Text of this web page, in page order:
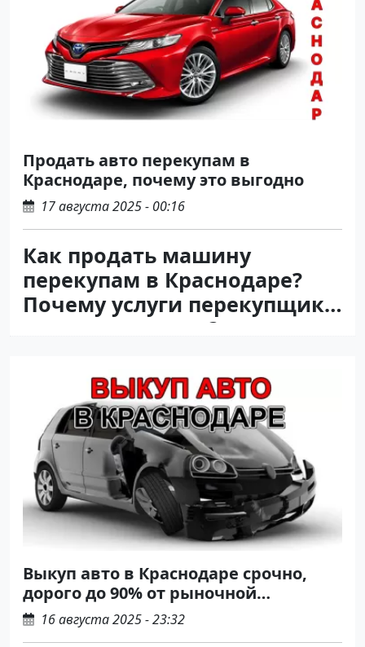
Продать авто перекупам в
Краснодаре, почему это выгодно
17 августа 2025 - 00:16
Как продать машину
перекупам в Краснодаре?
Почему услуги перекупщика
выгодная сделка?
Выкуп авто в Краснодаре срочно,
дорого до 90% от рыночной
стоимости
16 августа 2025 - 23:32